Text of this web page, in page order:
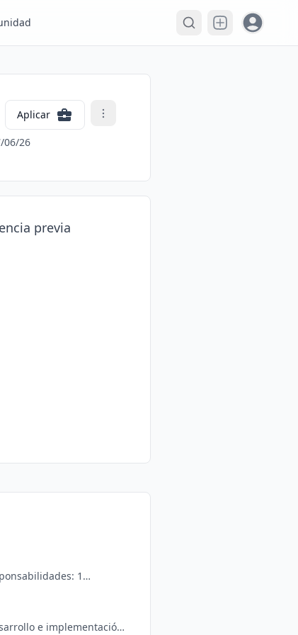
Open user
Aplicar
06/26
previa
e implementación